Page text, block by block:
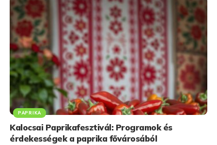
PAPRIKA
Kalocsai Paprikafesztivál: Programok és
érdekességek a paprika fővárosából